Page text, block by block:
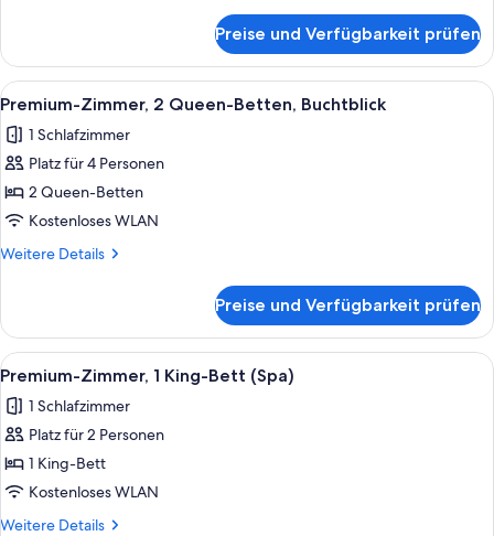
Zimmer,
2 Queen-
Betten,
Preise und Verfügbarkeit prüfen
Alle
Fotos
für
Premium-
Zimmer,
2 Queen-
Betten,
Ein Hotelzimmer mit zwei Betten,
13
Premium-Zimmer, 2 Queen-Betten, Buchtblick
1 Schlafzimmer
Platz für 4 Personen
2 Queen-Betten
Kostenloses WLAN
Weitere Details
Weitere
Zimmer,
2 Queen-
Betten,
Preise und Verfügbarkeit prüfen
Alle
Fotos
für
Premium-
Zimmer,
1 King-
Bett
Ein roter Sessel mit weißem Kissen,
7
Premium-Zimmer, 1 King-Bett (Spa)
1 Schlafzimmer
Platz für 2 Personen
1 King-Bett
Kostenloses WLAN
Weitere Details
Weitere